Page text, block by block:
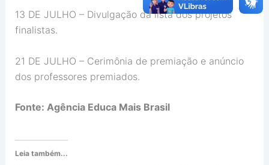
13 DE JULHO – Divulgação da lista dos projetos
finalistas.
21 DE JULHO – Cerimônia de premiação e anúncio
dos professores premiados.
Fonte: Agência Educa Mais Brasil
Leia também...